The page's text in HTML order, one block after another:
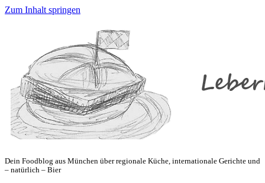
Zum Inhalt springen
Dein Foodblog aus München über regionale Küche, internationale Gerichte und
– natürlich – Bier